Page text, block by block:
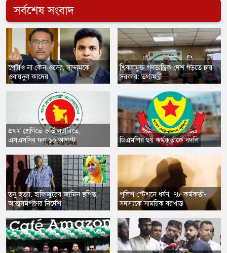
সর্বশেষ সংবাদ
​পেটাও না কেন ওদের, সাদ্দামকে
ওবায়দুল কাদের
প্রথম শ্রেণিতে ভর্তি লটারিতে,
এসএসসির ফল ১০ আগস্ট
তনু হত্যা: হাফিজুরের জামিন স্থগিত,
আত্মসমর্পণের নির্দেশ
​শিকলমুক্ত গণতান্ত্রিক দেশ গড়তে চায়
সরকার: তথ্যমন্ত্রী
​ডিএমপির ছয় কর্মকর্তাকে বদলি
​পুলিশ স্টেশনে ধর্ষণ, ৭৮ কর্মকর্তা-
সদস্যকে সাময়িক বরখাস্ত